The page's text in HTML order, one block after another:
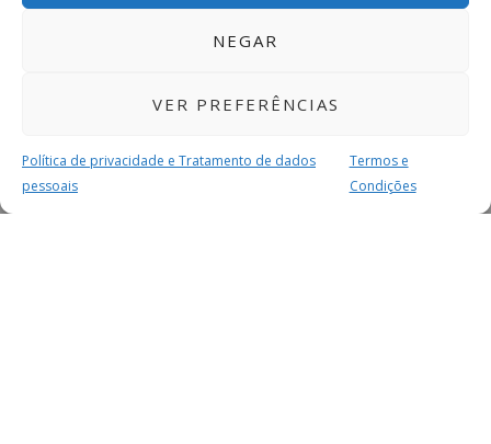
NEGAR
VER PREFERÊNCIAS
Política de privacidade e Tratamento de dados
pessoais
Termos e
Condições